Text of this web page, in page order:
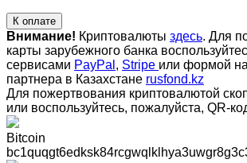
К оплате
Внимание! Криптовалюты здесь. Для
карты зарубежного банка
сервисами PayPal , Stripe или формой
партнера в Казахстане rusfond.kz
Для пожертвования криптовалютой
или воспользуйтесь, пожалуйста, QR-
Bitcoin